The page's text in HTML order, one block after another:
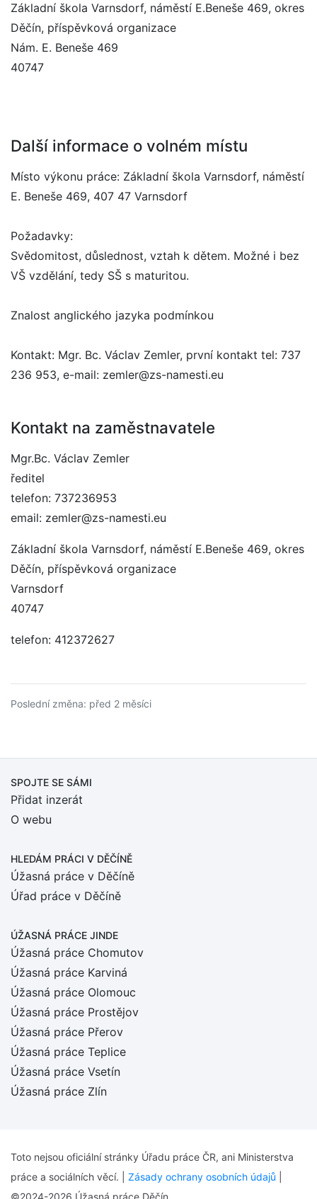
Základní škola Varnsdorf, náměstí E.Beneše 469, okres
Děčín, příspěvková organizace
Nám. E. Beneše 469
40747
Další informace o volném místu
Místo výkonu práce: Základní škola Varnsdorf, náměstí
E. Beneše 469, 407 47 Varnsdorf
Požadavky:
Svědomitost, důslednost, vztah k dětem. Možné i bez
VŠ vzdělání, tedy SŠ s maturitou.
Znalost anglického jazyka podmínkou
Kontakt: Mgr. Bc. Václav Zemler, první kontakt tel: 737
236 953, e-mail: zemler@zs-namesti.eu
Kontakt na zaměstnavatele
Mgr.Bc. Václav Zemler
ředitel
telefon: 737236953
email: zemler@zs-namesti.eu
Základní škola Varnsdorf, náměstí E.Beneše 469, okres
Děčín, příspěvková organizace
Varnsdorf
40747
telefon: 412372627
Poslední změna: před 2 měsíci
SPOJTE SE SÁMI
Přidat inzerát
O webu
HLEDÁM PRÁCI V DĚČÍNĚ
Úžasná práce v Děčíně
Úřad práce v Děčíně
ÚŽASNÁ PRÁCE JINDE
Úžasná práce Chomutov
Úžasná práce Karviná
Úžasná práce Olomouc
Úžasná práce Prostějov
Úžasná práce Přerov
Úžasná práce Teplice
Úžasná práce Vsetín
Úžasná práce Zlín
Toto nejsou oficiální stránky Úřadu práce ČR, ani Ministerstva
práce a sociálních věcí. | Zásady ochrany osobních údajů
©2024-2026 Úžasná práce Děčín